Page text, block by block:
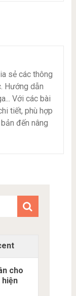
sẻ các thông
Hướng dẫn
Với các bài
tiết, phù hợp
đến nâng
cho